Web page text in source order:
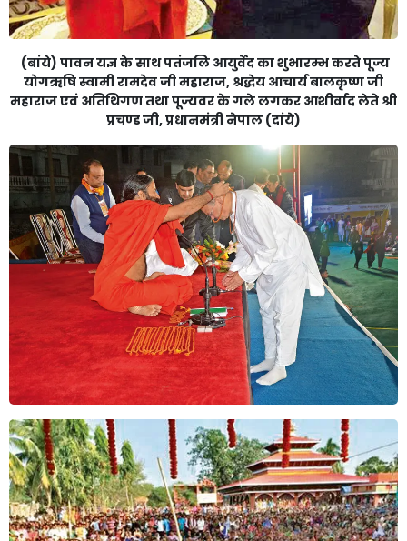
(बांये) पावन यज्ञ के साथ पतंजलि आयुर्वेद का शुभारम्भ करते पूज्य
योगऋषि स्वामी रामदेव जी महाराज, श्रद्धेय आचार्य बालकृष्ण जी
महाराज एवं अतिथिगण तथा पूज्यवर के गले लगकर आशीर्वाद लेते श्री
प्रचण्ड जी, प्रधानमंत्री नेपाल (दांये)